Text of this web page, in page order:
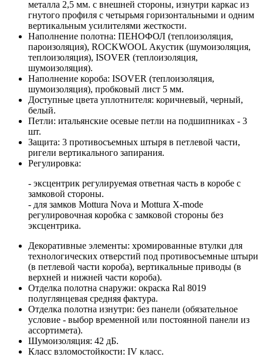
металла 2,5 мм. с внешней стороны, изнутри каркас из
гнутого профиля с четырьмя горизонтальными и одним
вертикальным усилителями жесткости.
Наполнение полотна: ПЕНОФОЛ (теплоизоляция,
пароизоляция), ROCKWOOL Акустик (шумоизоляция,
теплоизоляция), ISOVER (теплоизоляция,
шумоизоляция).
Наполнение короба: ISOVER (теплоизоляция,
шумоизоляция), пробковый лист 5 мм.
Доступные цвета уплотнителя: коричневый, черный,
белый.
Петли: итальянские осевые петли на подшипниках - 3
шт.
Защита: 3 противосъемных штыря в петлевой части,
ригели вертикального запирания.
Регулировка:
- эксцентрик регулируемая ответная часть в коробе с
замковой стороны.
- для замков Mottura Nova и Mottura X-mode
регулировочная коробка с замковой стороны без
эксцентрика.
Декоративные элементы: хромированные втулки для
технологических отверстий под противосъемные штыри
(в петлевой части короба), вертикальные приводы (в
верхней и нижней части короба).
Отделка полотна снаружи: окраска Ral 8019
полуглянцевая средняя фактура.
Отделка полотна изнутри: без панели (обязательное
условие - выбор временной или постоянной панели из
ассортимета).
Шумоизоляция: 42 дБ.
Класс взломостойкости: IV класс.